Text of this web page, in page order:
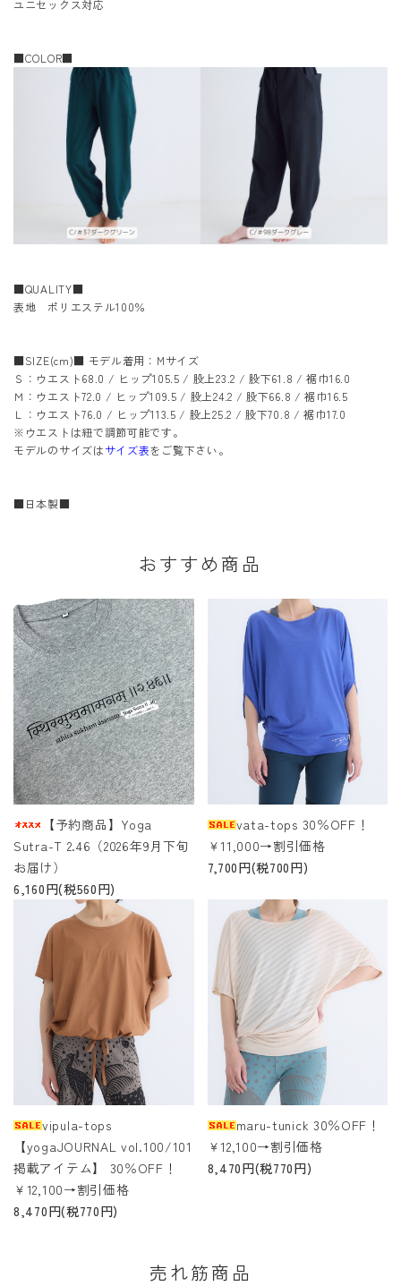
ユニセックス対応
■COLOR■
■QUALITY■
表地 ポリエステル100％
■SIZE(cm)■ モデル着用：Mサイズ
Ｓ：ウエスト68.0 / ヒップ105.5 / 股上23.2 / 股下61.8 / 裾巾16.0
Ｍ：ウエスト72.0 / ヒップ109.5 / 股上24.2 / 股下66.8 / 裾巾16.5
Ｌ：ウエスト76.0 / ヒップ113.5 / 股上25.2 / 股下70.8 / 裾巾17.0
※ウエストは紐で調節可能です。
モデルのサイズはサイズ表をご覧下さい。
■日本製■
おすすめ商品
【予約商品】Yoga
Sutra-T 2.46（2026年9月下旬
お届け）
6,160円(税560円)
vata-tops 30％OFF！
￥11,000→割引価格
7,700円(税700円)
vipula-tops
【yogaJOURNAL vol.100/101
掲載アイテム】 30％OFF！
￥12,100→割引価格
8,470円(税770円)
maru-tunick 30％OFF！
￥12,100→割引価格
8,470円(税770円)
売れ筋商品